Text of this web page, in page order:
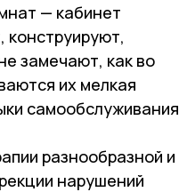
— кабинет
конструируют,
замечают, как во
их мелкая
самообслуживания
разнообразной и
нарушений